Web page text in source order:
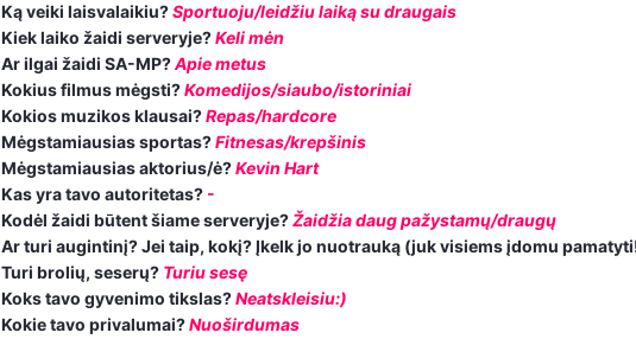
Ką veiki laisvalaikiu?Sportuoju/leidžiu laiką su draugais
Kiek laiko žaidi serveryje?Keli mėn
Ar ilgai žaidi SA-MP?Apie metus
Kokius filmus mėgsti?Komedijos/siaubo/istoriniai
Kokios muzikos klausai?Repas/hardcore
Mėgstamiausias sportas?Fitnesas/krepšinis
Mėgstamiausias aktorius/ė?Kevin Hart
Kas yra tavo autoritetas? -
Kodėl žaidi būtent šiame serveryje?Žaidžia daug pažystamų/draugų
Ar turi augintinį? Jei taip, kokį? Įkelk jo nuotrauką (juk visiems įdomu
Turi brolių, seserų? Turiu sesę
Koks tavo gyvenimo tikslas?Neatskleisiu:)
Kokie tavo privalumai?Nuoširdumas